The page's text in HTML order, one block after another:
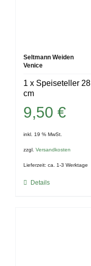
Seltmann Weiden
Venice
1 x Speiseteller 28
cm
9,50 €
inkl. 19 % MwSt.
zzgl. Versandkosten
Lieferzeit: ca. 1-3 Werktage
Details